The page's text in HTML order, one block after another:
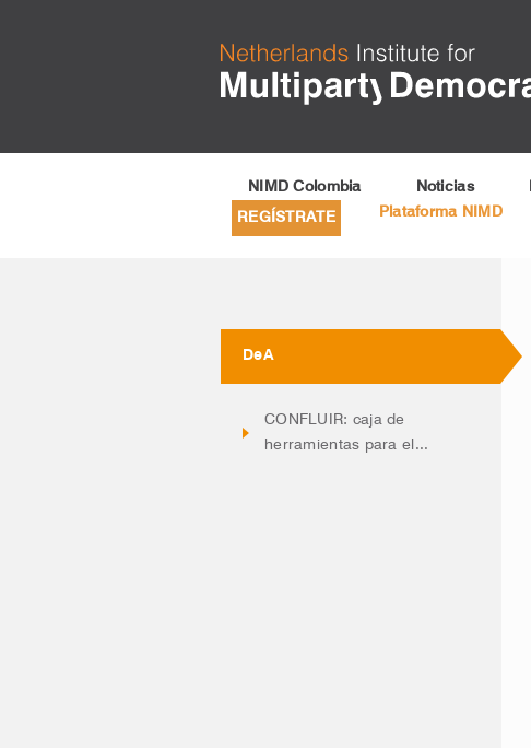
NIMD Colombia Noticias
REGÍSTRATE
Plataforma NIMD
DeA
CONFLUIR: caja de
herramientas para el...